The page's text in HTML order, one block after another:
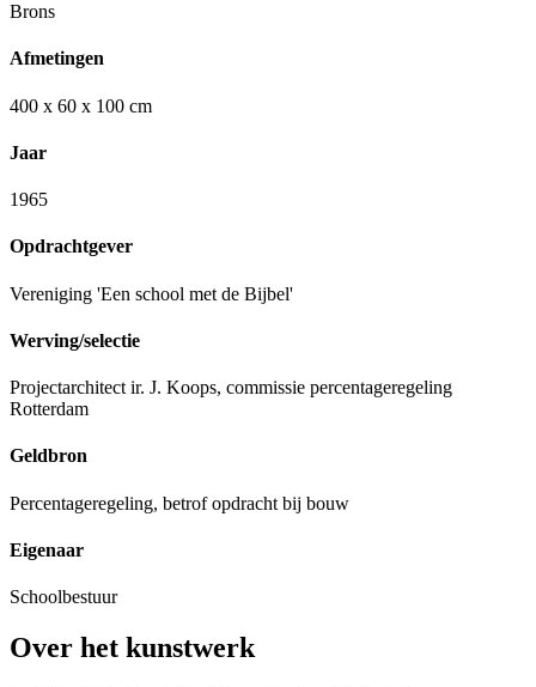
Brons
Afmetingen
400 x 60 x 100 cm
Jaar
1965
Opdrachtgever
Vereniging 'Een school met de Bijbel'
Werving/selectie
Projectarchitect ir. J. Koops, commissie percentageregeling
Rotterdam
Geldbron
Percentageregeling, betrof opdracht bij bouw
Eigenaar
Schoolbestuur
Over het kunstwerk